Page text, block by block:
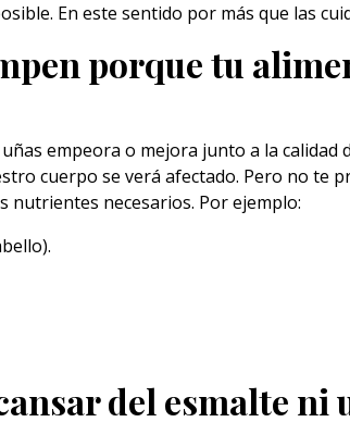
En este sentido por más que las
porque tu
empeora o mejora junto a la
cuerpo se verá afectado. Pero no te
nutrientes necesarios. Por ejemplo:
del esmalte ni